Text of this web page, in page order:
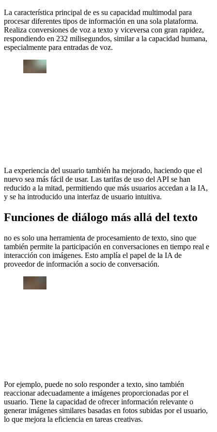
La característica principal de es su capacidad multimodal para
procesar diferentes tipos de información en una sola plataforma.
Realiza conversiones de voz a texto y viceversa con gran rapidez,
respondiendo en 232 milisegundos, similar a la capacidad humana,
especialmente para entradas de voz.
La experiencia del usuario también ha mejorado, haciendo que el
nuevo sea más fácil de usar. Las tarifas de uso del API se han
reducido a la mitad, permitiendo que más usuarios accedan a la IA,
y se ha introducido una interfaz de usuario intuitiva.
Funciones de diálogo más allá del texto
no es solo una herramienta de procesamiento de texto, sino que
también permite la participación en conversaciones en tiempo real e
interacción con imágenes. Esto amplía el papel de la IA de
proveedor de información a socio de conversación.
Por ejemplo, puede no solo responder a texto, sino también
reaccionar adecuadamente a imágenes proporcionadas por el
usuario. Tiene la capacidad de ofrecer información relevante o
generar imágenes similares basadas en fotos subidas por el usuario,
lo que mejora la eficiencia en tareas creativas.